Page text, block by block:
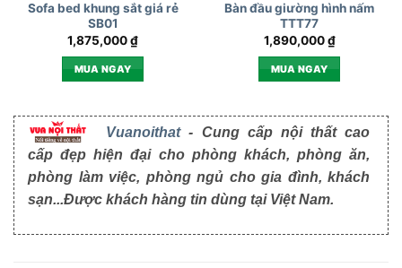
Sofa bed khung sắt giá rẻ
SB01
1,875,000₫
MUA NGAY
Bàn đầu giường hình nấm
TTT77
1,890,000₫
MUA NGAY
Vuanoithat- Cung cấp nội thất cao
cấp đẹp hiện đại cho phòng khách, phòng ăn,
phòng làm việc, phòng ngủ cho gia đình, khách
sạn...Được khách hàng tin dùng tại Việt Nam.